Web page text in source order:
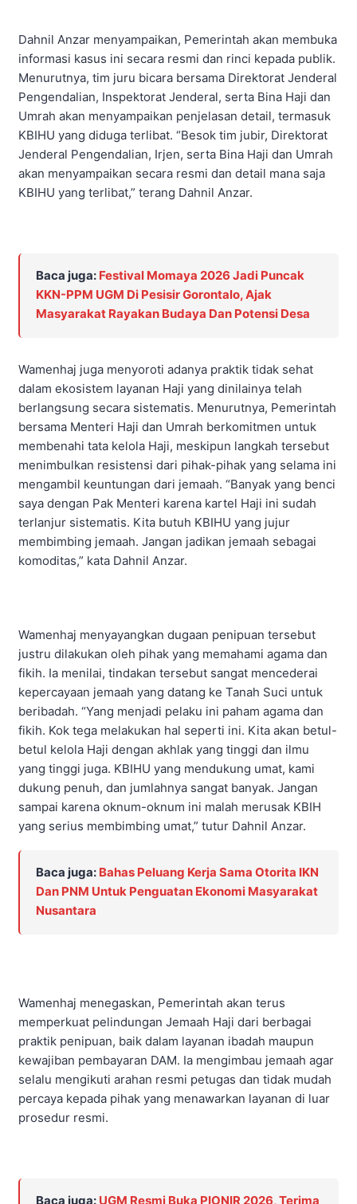
Dahnil Anzar menyampaikan, Pemerintah akan membuka
informasi kasus ini secara resmi dan rinci kepada publik.
Menurutnya, tim juru bicara bersama Direktorat Jenderal
Pengendalian, Inspektorat Jenderal, serta Bina Haji dan
Umrah akan menyampaikan penjelasan detail, termasuk
KBIHU yang diduga terlibat. “Besok tim jubir, Direktorat
Jenderal Pengendalian, Irjen, serta Bina Haji dan Umrah
akan menyampaikan secara resmi dan detail mana saja
KBIHU yang terlibat,” terang Dahnil Anzar.
Baca juga: Festival Momaya 2026 Jadi Puncak
KKN-PPM UGM Di Pesisir Gorontalo, Ajak
Masyarakat Rayakan Budaya Dan Potensi Desa
Wamenhaj juga menyoroti adanya praktik tidak sehat
dalam ekosistem layanan Haji yang dinilainya telah
berlangsung secara sistematis. Menurutnya, Pemerintah
bersama Menteri Haji dan Umrah berkomitmen untuk
membenahi tata kelola Haji, meskipun langkah tersebut
menimbulkan resistensi dari pihak-pihak yang selama ini
mengambil keuntungan dari jemaah. “Banyak yang benci
saya dengan Pak Menteri karena kartel Haji ini sudah
terlanjur sistematis. Kita butuh KBIHU yang jujur
membimbing jemaah. Jangan jadikan jemaah sebagai
komoditas,” kata Dahnil Anzar.
Wamenhaj menyayangkan dugaan penipuan tersebut
justru dilakukan oleh pihak yang memahami agama dan
fikih. Ia menilai, tindakan tersebut sangat mencederai
kepercayaan jemaah yang datang ke Tanah Suci untuk
beribadah. “Yang menjadi pelaku ini paham agama dan
fikih. Kok tega melakukan hal seperti ini. Kita akan betul-
betul kelola Haji dengan akhlak yang tinggi dan ilmu
yang tinggi juga. KBIHU yang mendukung umat, kami
dukung penuh, dan jumlahnya sangat banyak. Jangan
sampai karena oknum-oknum ini malah merusak KBIH
yang serius membimbing umat,” tutur Dahnil Anzar.
Baca juga: Bahas Peluang Kerja Sama Otorita IKN
Dan PNM Untuk Penguatan Ekonomi Masyarakat
Nusantara
Wamenhaj menegaskan, Pemerintah akan terus
memperkuat pelindungan Jemaah Haji dari berbagai
praktik penipuan, baik dalam layanan ibadah maupun
kewajiban pembayaran DAM. Ia mengimbau jemaah agar
selalu mengikuti arahan resmi petugas dan tidak mudah
percaya kepada pihak yang menawarkan layanan di luar
prosedur resmi.
Baca juga: UGM Resmi Buka PIONIR 2026, Terima